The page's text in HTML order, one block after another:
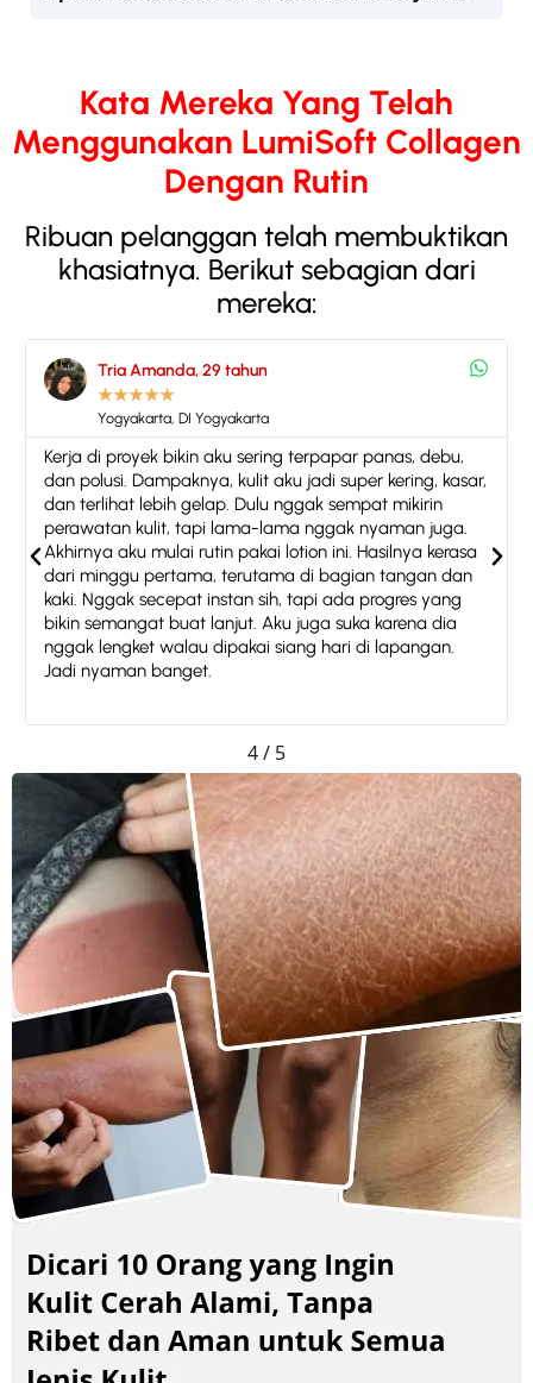
Kata Mereka Yang Telah
Menggunakan LumiSoft Collagen
Dengan Rutin
Ribuan pelanggan telah membuktikan
khasiatnya. Berikut sebagian dari
mereka:
Raka Wijayanto, 30 tahun
★★★★★
Bekasi, Jawa Barat
Sebagai cowok, awalnya gue mikir body lotion tuh buat
cewek. Tapi karena sering naik motor keliling kota, kulit
tangan dan kaki gue jadi belang banget dan kering.
Pacar gue akhirnya maksa buat coba lotion ini. Gue pikir
bakal lengket kayak lotion biasanya, tapi ternyata
nyaman banget. Nggak nyangka dalam beberapa
minggu warna kulit mulai rata dan nggak sekusam dulu.
Jadi sekarang udah jadi kebiasaan baru—pakai lotion
sebelum keluar rumah. Dan percaya nggak, gue malah
ketagihan karena kulit berasa lebih sehat
5/ 5